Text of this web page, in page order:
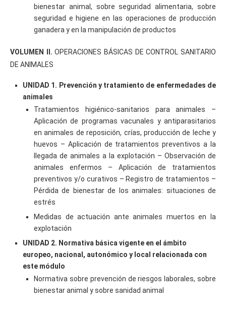
bienestar animal, sobre seguridad alimentaria, sobre
seguridad e higiene en las operaciones de producción
ganadera y en la manipulación de productos
VOLUMEN II.OPERACIONES BÁSICAS DE CONTROL SANITARIO
DE ANIMALES
UNIDAD 1. Prevención y tratamiento de enfermedades de
animales
Tratamientos higiénico-sanitarios para animales –
Aplicación de programas vacunales y antiparasitarios
en animales de reposición, crías, producción de leche y
huevos – Aplicación de tratamientos preventivos a la
llegada de animales a la explotación – Observación de
animales enfermos – Aplicación de tratamientos
preventivos y/o curativos – Registro de tratamientos –
Pérdida de bienestar de los animales: situaciones de
estrés
Medidas de actuación ante animales muertos en la
explotación
UNIDAD 2. Normativa básica vigente en el ámbito
europeo, nacional, autonómico y local relacionada con
este módulo
Normativa sobre prevención de riesgos laborales, sobre
bienestar animal y sobre sanidad animal